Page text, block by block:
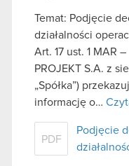
Temat: Podjęcie
działalności
Art. 17 ust. 1 MAR
PROJEKT S.A. z
„Spółka”)
informację o…
PDF
Podjęcie